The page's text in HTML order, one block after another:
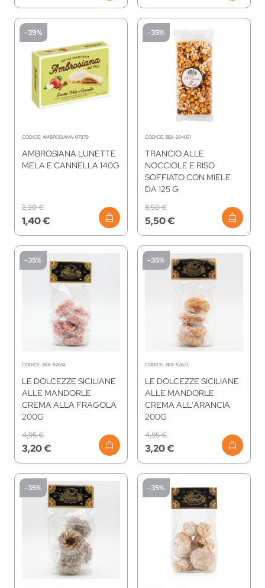
-39%
CODICE: AMBROSIANA-07379
AMBROSIANA LUNETTE
MELA E CANNELLA 140G
1,40 €
2,30 €
-35%
CODICE: BDI-284021
TRANCIO ALLE
NOCCIOLE E RISO
SOFFIATO CON MIELE
DA 125 G
5,50 €
8,50 €
-35%
CODICE: BDI-82614
LE DOLCEZZE SICILIANE
ALLE MANDORLE
CREMA ALLA FRAGOLA
200G
3,20 €
4,95 €
-35%
CODICE: BDI-82621
LE DOLCEZZE SICILIANE
ALLE MANDORLE
CREMA ALL'ARANCIA
200G
3,20 €
4,95 €
-35% -35%